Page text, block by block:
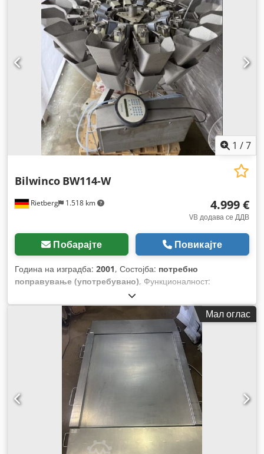
1 /7
Rietberg 1.518 km
Bilwinco BW114-W
4.999 €
VB додава се ДДВ
Побарајте Повикајте
Година на изградба: 2001, Состојба: потребно
поправување (употребувано), Функционалност:
, број на машина/возило:
Мал оглас